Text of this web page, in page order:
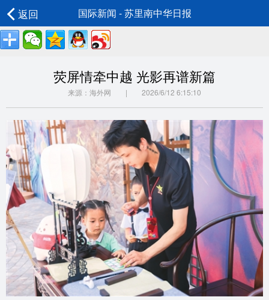
返回 国际新闻 - 苏里南中华日报
荧屏情牵中越 光影再谱新篇
来源：海外网 | 2026/6/12 6:15:10